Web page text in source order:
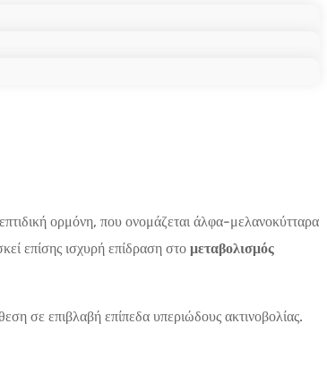
ορμόνη, που ονομάζεται άλφα-μελανοκύτταρα
επίσης ισχυρή επίδραση στο μεταβολισμός
σε επιβλαβή επίπεδα υπεριώδους ακτινοβολίας.